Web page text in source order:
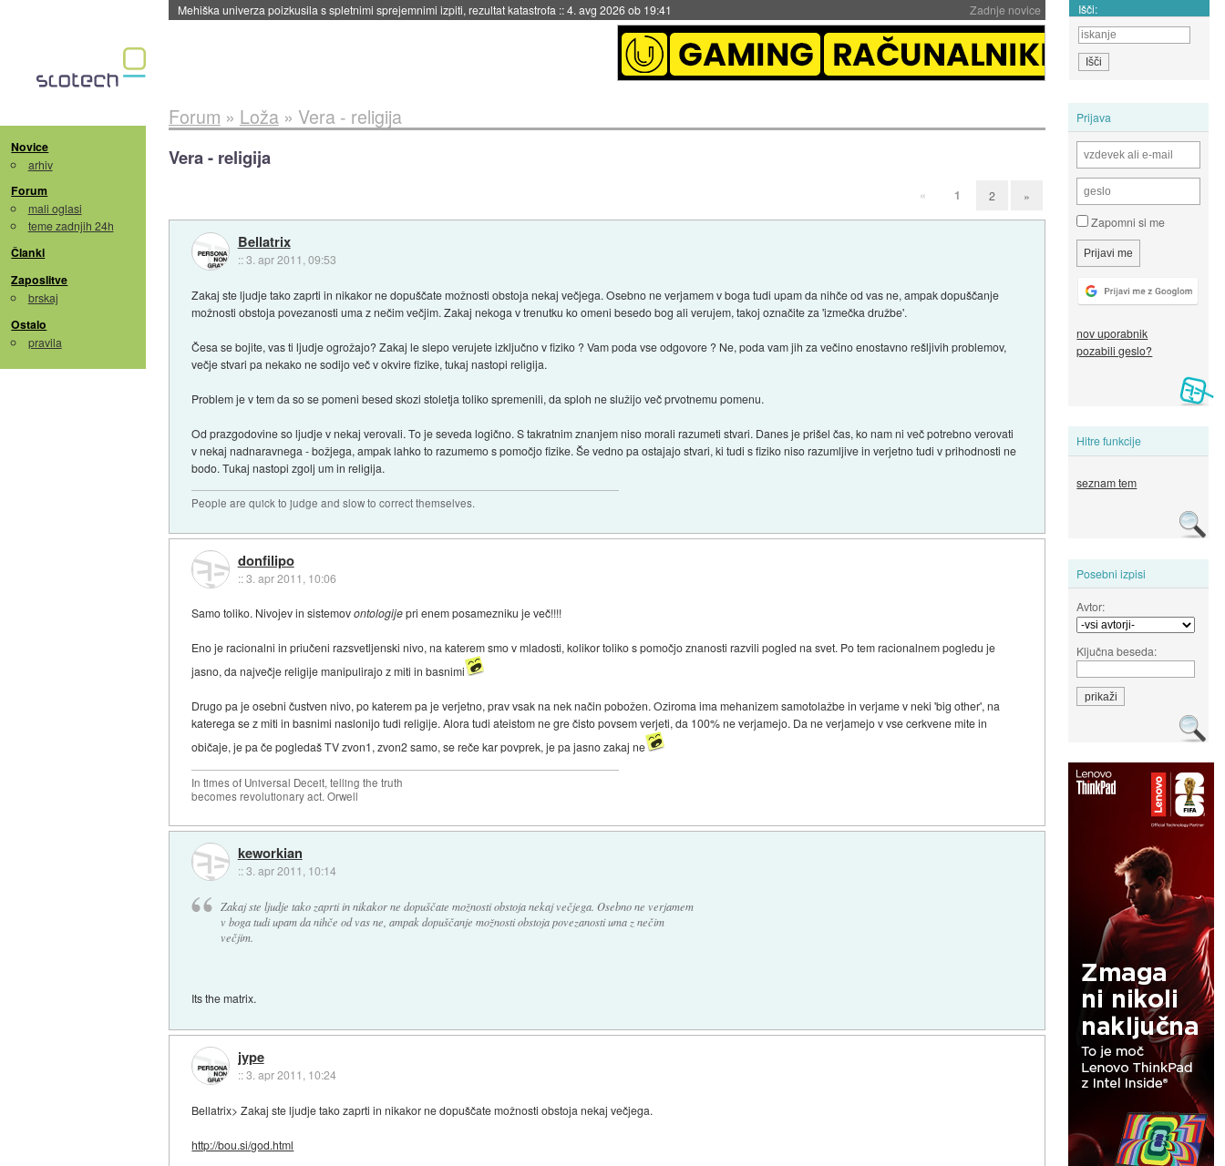
Zadnje novice
Evropska vesoljska agencija razvija svojo raketo za večkratno uporabo::4. avg 2026 ob 19:41 Išči:
Novice
arhiv
Forum
mali oglasi
teme zadnjih 24h
Članki
Zaposlitve
brskaj
Ostalo
pravila
Prijava
Zapomni si me
nov uporabnik
pozabili geslo?
Hitre funkcije
seznam tem
Posebni izpisi
Avtor:
Ključna beseda:
Forum » Loža» Vera - religija
Vera - religija
« 1 2 »
Bellatrix
::3. apr 2011, 09:53
Zakaj ste ljudje tako zaprti in nikakor ne dopuščate možnosti obstoja nekaj večjega. Osebno ne verjamem v boga tudi upam da nihče od vas ne, ampak dopuščanje
možnosti obstoja povezanosti uma z nečim večjim. Zakaj nekoga v trenutku ko omeni besedo bog ali verujem, takoj označite za 'izmečka družbe'.
Česa se bojite, vas ti ljudje ogrožajo? Zakaj le slepo verujete izključno v fiziko ? Vam poda vse odgovore ? Ne, poda vam jih za večino enostavno rešljivih problemov,
večje stvari pa nekako ne sodijo več v okvire fizike, tukaj nastopi religija.
Problem je v tem da so se pomeni besed skozi stoletja toliko spremenili, da sploh ne služijo več prvotnemu pomenu.
Od prazgodovine so ljudje v nekaj verovali. To je seveda logično. S takratnim znanjem niso morali razumeti stvari. Danes je prišel čas, ko nam ni več potrebno verovati
v nekaj nadnaravnega - božjega, ampak lahko to razumemo s pomočjo fizike. Še vedno pa ostajajo stvari, ki tudi s fiziko niso razumljive in verjetno tudi v prihodnosti ne
bodo. Tukaj nastopi zgolj um in religija.
People are quick to judge and slow to correct themselves.
donfilipo
::3. apr 2011, 10:06
Samo toliko. Nivojev in sistemovontologijepri enem posamezniku je več!!!!
Eno je racionalni in priučeni razsvetljenski nivo, na katerem smo v mladosti, kolikor toliko s pomočjo znanosti razvili pogled na svet. Po tem racionalnem pogledu je
jasno, da največje religije manipulirajo z miti in basnimi
Drugo pa je osebni čustven nivo, po katerem pa je verjetno, prav vsak na nek način pobožen. Oziroma ima mehanizem samotolažbe in verjame v neki 'big other', na
katerega se z miti in basnimi naslonijo tudi religije. Alora tudi ateistom ne gre čisto povsem verjeti, da 100% ne verjamejo. Da ne verjamejo v vse cerkvene mite in
običaje, je pa če pogledaš TV zvon1, zvon2 samo, se reče kar povprek, je pa jasno zakaj ne
In times of Universal Deceit, telling the truth
becomes revolutionary act. Orwell
keworkian
::3. apr 2011, 10:14
Zakaj ste ljudje tako zaprti in nikakor ne dopuščate možnosti obstoja nekaj večjega. Osebno ne verjamem
v boga tudi upam da nihče od vas ne, ampak dopuščanje možnosti obstoja povezanosti uma z nečim
večjim.
Its the matrix.
jype
::3. apr 2011, 10:24
Bellatrix> Zakaj ste ljudje tako zaprti in nikakor ne dopuščate možnosti obstoja nekaj večjega.
http://bou.si/god.html